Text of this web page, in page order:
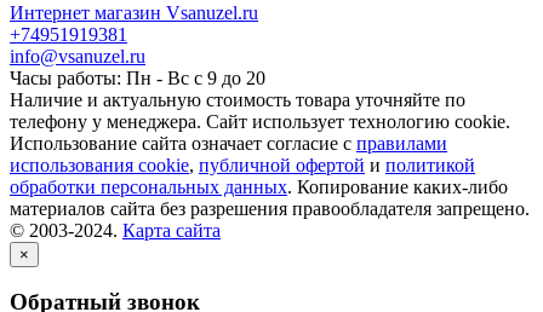
Интернет магазин Vsanuzel.ru
+74951919381
info@vsanuzel.ru
Часы работы: Пн - Вс с 9 до 20
Наличие и актуальную стоимость товара уточняйте по
телефону у менеджера. Сайт использует технологию cookie.
Использование сайта означает согласие с правилами
использования cookie, публичной офертой и политикой
обработки персональных данных. Копирование каких-либо
материалов сайта без разрешения правообладателя запрещено.
© 2003-2024. Карта сайта
×
Обратный звонок